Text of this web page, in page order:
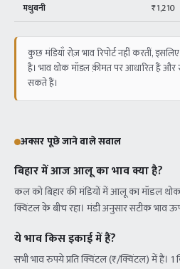
मधुबनी
₹1,210
कुछ मंडियाँ रोज़ भाव रिपोर्ट नहीं करतीं,
है। भाव थोक मॉडल क़ीमत पर आधारित हैं और
सकते हैं।
अक्सर पूछे जाने वाले सवाल
बिहार में आज आलू का भाव क्या है?
कल को बिहार की मंडियों में आलू का मॉडल
क्विंटल के बीच रहा। मंडी अनुसार सटीक भाव
ये भाव किस इकाई में हैं?
सभी भाव रुपये प्रति क्विंटल (₹/क्विंटल) में हैं। 1